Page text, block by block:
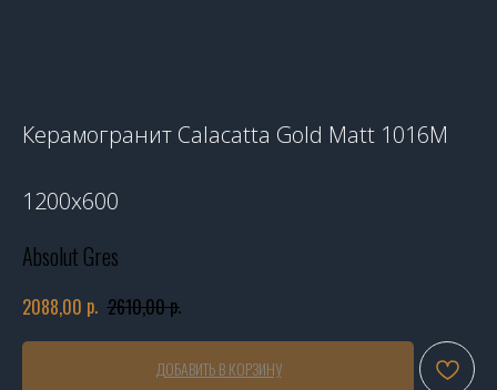
Керамогранит Calacatta Gold Matt 1016M
1200x600
Absolut Gres
2088,00 р. 2610,00р.
ДОБАВИТЬ В КОРЗИНУ